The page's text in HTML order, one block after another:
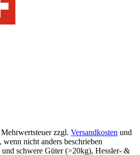
zzgl. Versandkosten und
nicht anders beschrieben
schwere Güter (>20kg), Hessler- &